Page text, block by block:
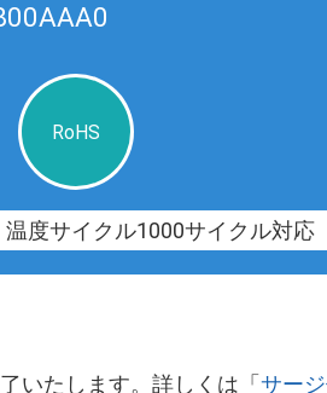
RoHS
温度サイクル1000サイクル対応
いたします。詳しくは「 サー